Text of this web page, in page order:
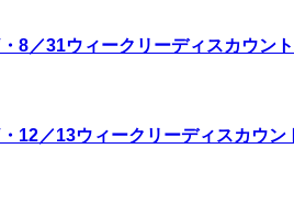
8／31ウィークリーディスカウン
12／13ウィークリーディスカウン